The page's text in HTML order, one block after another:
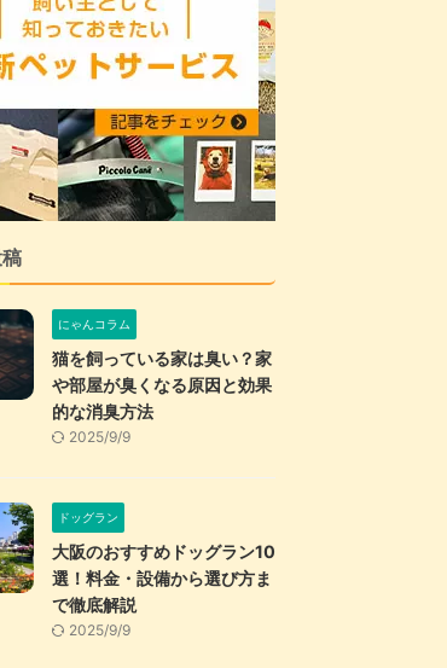
にゃんコラム
猫を飼っている家は臭い？家
や部屋が臭くなる原因と効果
的な消臭方法
2025/9/9
ドッグラン
大阪のおすすめドッグラン10
選！料金・設備から選び方ま
で徹底解説
2025/9/9